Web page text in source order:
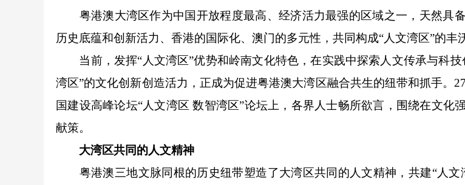
粤港澳大湾区作为中国开放程度最高、经济活力最强的区域之一，天然具
历史底蕴和创新活力、香港的国际化、澳门的多元性，共同构成“人文湾区”的丰
当前，发挥“人文湾区”优势和岭南文化特色，在实践中探索人文传承与科技
湾区”的文化创新创造活力，正成为促进粤港澳大湾区融合共生的纽带和抓手。
国建设高峰论坛“人文湾区 数智湾区”论坛上，各界人士畅所欲言，围绕在文化
献策。
大湾区共同的人文精神
粤港澳三地文脉同根的历史纽带塑造了大湾区共同的人文精神，共建“人文